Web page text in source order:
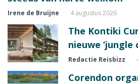
Irene de Bruijne 4 augustus 2026
The Kontiki
nieuwe ‘jungle
Redactie Reisbizz
Corendon